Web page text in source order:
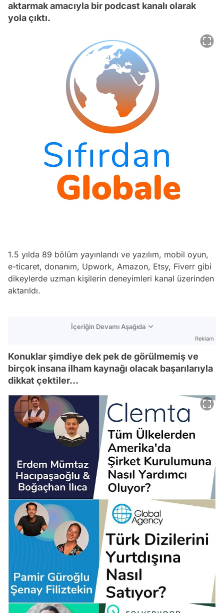
aktarmak amacıyla bir podcast kanalı olarak
yola çıktı.
1.5 yılda 89 bölüm yayınlandı ve yazılım, mobil oyun,
e-ticaret, donanım, Upwork, Amazon, Etsy, Fiverr gibi
dikeylerde uzman kişilerin deneyimleri kanal üzerinden
aktarıldı.
İçeriğin Devamı Aşağıda
Reklam
Konuklar şimdiye dek pek de görülmemiş ve
birçok insana ilham kaynağı olacak başarılarıyla
dikkat çektiler...